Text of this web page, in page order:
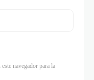
navegador para la